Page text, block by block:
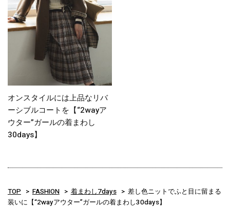
オンスタイルには上品なリバ
ーシブルコートを【“2wayア
ウター”ガールの着まわし
30days】
TOP FASHION 着まわし7days
差し色ニットでふと目に留まる
装いに【“2wayアウター”ガールの着まわし30days】